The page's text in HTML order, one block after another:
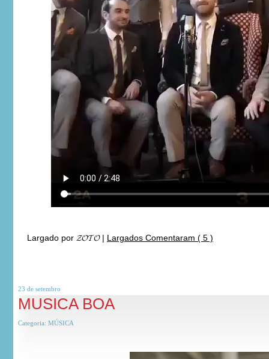
Largado por 𝓩𝓞𝓣𝓞| Largados Comentaram ( 5 )
23 de setembro
MUSICA BOA
Categoria: MÚSICA